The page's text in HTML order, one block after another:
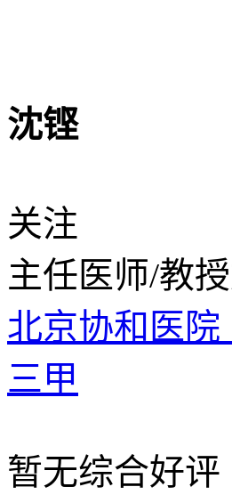
沈铿
关注
主任医师/教授
北京协和医院
三甲
暂无综合好评